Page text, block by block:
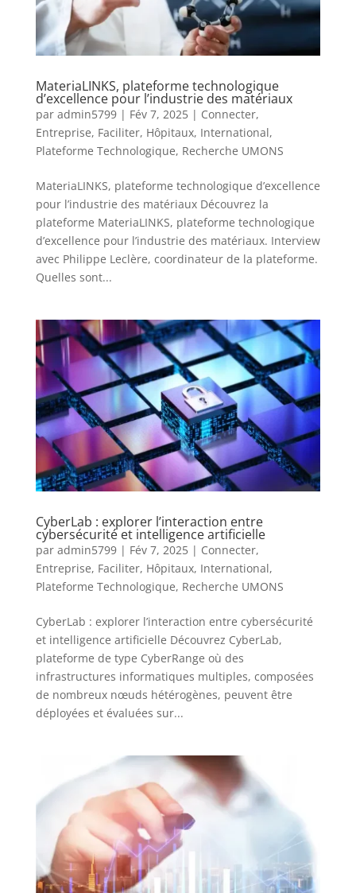
MateriaLINKS, plateforme technologique
d’excellence pour l’industrie des matériaux
par admin5799| Fév 7, 2025| Connecter,
Entreprise, Faciliter, Hôpitaux, International,
Plateforme Technologique, Recherche UMONS
MateriaLINKS, plateforme technologique d’excellence
pour l’industrie des matériaux Découvrez la
plateforme MateriaLINKS, plateforme technologique
d’excellence pour l’industrie des matériaux. Interview
avec Philippe Leclère, coordinateur de la plateforme.
Quelles sont...
CyberLab : explorer l’interaction entre
cybersécurité et intelligence artificielle
par admin5799| Fév 7, 2025| Connecter,
Entreprise, Faciliter, Hôpitaux, International,
Plateforme Technologique, Recherche UMONS
CyberLab : explorer l’interaction entre cybersécurité
et intelligence artificielle Découvrez CyberLab,
plateforme de type CyberRange où des
infrastructures informatiques multiples, composées
de nombreux nœuds hétérogènes, peuvent être
déployées et évaluées sur...